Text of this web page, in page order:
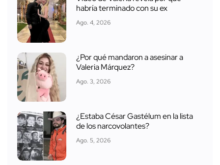
habría terminado con su ex
Ago. 4, 2026
¿Por qué mandaron a asesinar a
Valeria Márquez?
Ago. 3, 2026
¿Estaba César Gastélum en la lista
de los narcovolantes?
Ago. 5, 2026